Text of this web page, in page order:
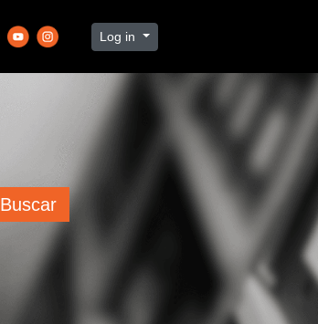
Log in
Buscar